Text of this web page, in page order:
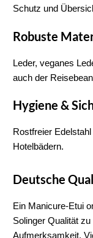
Schutz und
Robuste
Leder, veganes
auch der
Hygiene &
Rostfreier Edelstahl
Hotelbädern.
Deutsche
Ein Manicure-Etui
Solinger Qualität zu
Aufmerksamkeit.